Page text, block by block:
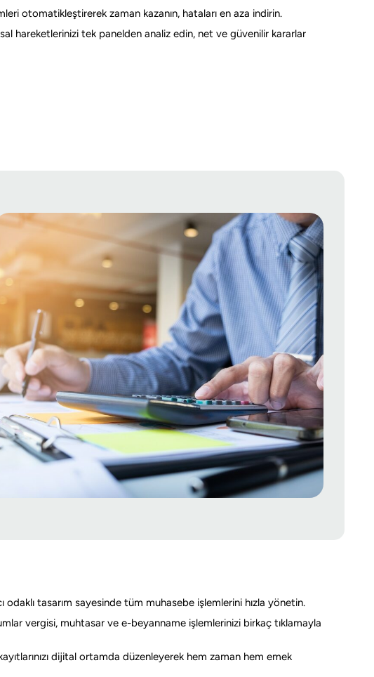
otomatikleştirerek zaman kazanın, hataları en aza indirin.
hareketlerinizi tek panelden analiz edin, net ve güvenilir kararlar
odaklı tasarım sayesinde tüm muhasebe işlemlerini hızla yönetin.
vergisi, muhtasar ve e-beyanname işlemlerinizi birkaç tıklamayla
dijital ortamda düzenleyerek hem zaman hem emek